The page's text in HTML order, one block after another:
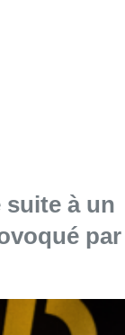
suite à un
par